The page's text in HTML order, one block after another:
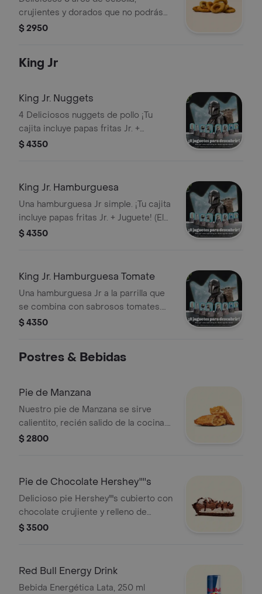
crujientes y dorados que no podrás
parar de comerlos.
$ 2950
King Jr
King Jr. Nuggets
4 Deliciosos nuggets de pollo ¡Tu
cajita incluye papas fritas Jr. +
Juguete! (El juguete puede variar
$ 4350
King Jr. Hamburguesa
Una hamburguesa Jr simple. ¡Tu cajita
incluye papas fritas Jr. + Juguete! (El
juguete puede variar según la
$ 4350
King Jr. Hamburguesa Tomate
Una hamburguesa Jr a la parrilla que
se combina con sabrosos tomates.
¡Tu cajita incluye papas fritas Jr. +
$ 4350
Postres & Bebidas
Pie de Manzana
Nuestro pie de Manzana se sirve
calientito, recién salido de la cocina.
Crujiente hojaldre frito relleno de
$ 2800
Pie de Chocolate Hershey''''s
Delicioso pie Hershey''''s cubierto con
chocolate crujiente y relleno de
crema de chocolate Hersheys
$ 3500
Red Bull Energy Drink
Bebida Energética Lata, 250 ml